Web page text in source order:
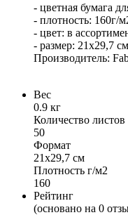
- цветная бумага
- плотность: 160г/
- цвет: в
- размер: 21x29,7 см
Производитель:
Вес
0.9 кг
Количество листов
50
Формат
21х29,7 см
Плотность г/м2
160
Рейтинг
(основано на 0